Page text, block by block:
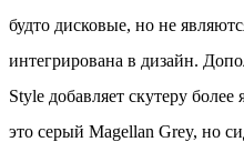
будто дисковые, но не
интегрирована в дизайн.
Style добавляет скутеру
это серый Magellan Grey, но